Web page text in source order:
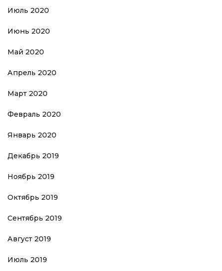
Июль 2020
Июнь 2020
Май 2020
Апрель 2020
Март 2020
Февраль 2020
Январь 2020
Декабрь 2019
Ноябрь 2019
Октябрь 2019
Сентябрь 2019
Август 2019
Июль 2019